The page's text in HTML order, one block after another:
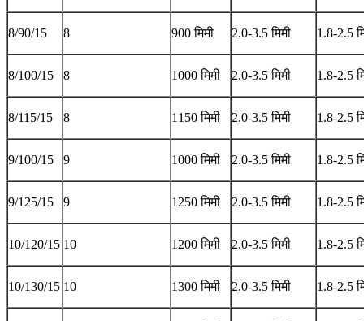
8/90/15 8 900 मिमी 2.0-3.5 मिमी 1.8-2.5
8/100/15 8 1000 मिमी 2.0-3.5 मिमी 1.8-2.5
8/115/15 8 1150 मिमी 2.0-3.5 मिमी 1.8-2.5
9/100/15 9 1000 मिमी 2.0-3.5 मिमी 1.8-2.5
9/125/15 9 1250 मिमी 2.0-3.5 मिमी 1.8-2.5
10/120/15 10 1200 मिमी 2.0-3.5 मिमी 1.8-2.5
10/130/15 10 1300 मिमी 2.0-3.5 मिमी 1.8-2.5